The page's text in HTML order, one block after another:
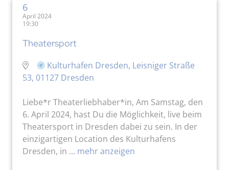
6
April 2024
19:30
Theatersport
Kulturhafen Dresden, Leisniger Straße
53, 01127 Dresden
Liebe*r Theaterliebhaber*in, Am Samstag, den
6. April 2024, hast Du die Möglichkeit, live beim
Theatersport in Dresden dabei zu sein. In der
einzigartigen Location des Kulturhafens
Dresden, in ... mehr anzeigen